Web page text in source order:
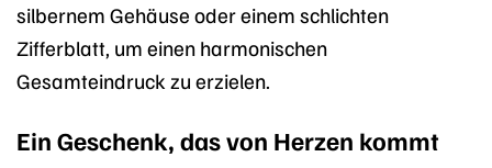
silbernem Gehäuse oder einem schlichten
Zifferblatt, um einen harmonischen
Gesamteindruck zu erzielen.
Ein Geschenk, das von Herzen kommt